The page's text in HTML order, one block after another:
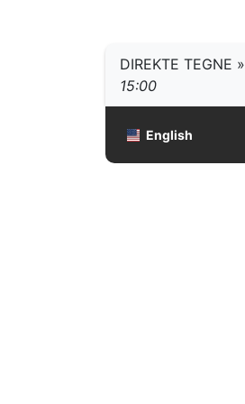
DIREKTE TEGNE »
15:00
English